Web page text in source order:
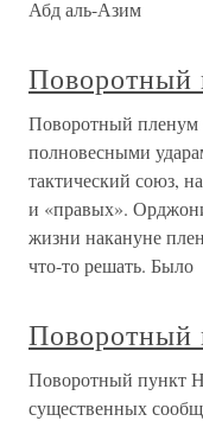
Абд аль-Азим
Поворотный
Поворотный пленум
полновесными
тактический союз,
и «правых».
жизни накануне
что-то решать. Было
Поворотный
Поворотный пункт
существенных